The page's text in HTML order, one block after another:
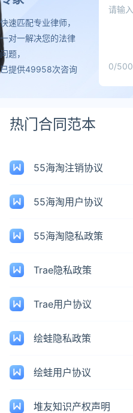
快速匹配专业律师，
一对一解决您的法律
问题，
已提供49958次咨询
0/500
热门合同范本
55海淘注销协议
55海淘用户协议
55海淘隐私政策
Trae隐私政策
Trae用户协议
绘蛙隐私政策
绘蛙用户协议
堆友知识产权声明